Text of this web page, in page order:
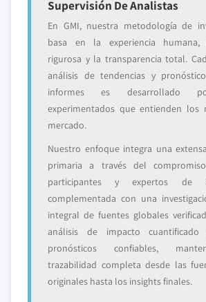
Supervisión De Analistas
En GMI, nuestra metodología de
basa en la experiencia humana,
rigurosa y la transparencia total.
análisis de tendencias y
informes es desarrollado
experimentados que entienden los
mercado.
Nuestro enfoque integra una
primaria a través del
participantes y expertos de
complementada con una
integral de fuentes globales
análisis de impacto cuantificado
pronósticos confiables,
trazabilidad completa desde las
originales hasta los insights finales.